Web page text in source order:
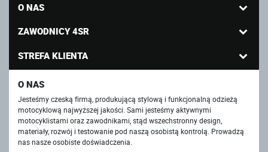
O NAS
ZAWODNICY 4SR
STREFA KLIENTA
O NAS
Jesteśmy czeską firmą, produkującą stylową i funkcjonalną odzieżą
motocyklową najwyższej jakości. Sami jesteśmy aktywnymi
motocyklistami oraz zawodnikami, stąd wszechstronny design,
materiały, rozwój i testowanie pod naszą osobistą kontrolą. Prowadzą
nas nasze osobiste doświadczenia.